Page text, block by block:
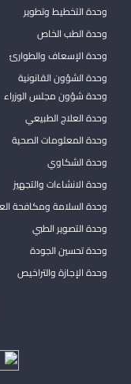
وحدة التخطيط وتطوير
وحدة الطب الخاص
وحدة الإسعاف والطوارئ
وحدة الشؤون القانونية
وحدة شؤون مجلس الوزراء
وحدة العلاج الطبيعي
وحدة المعلومات الصحية
وحدة الشكاوي
وحدة الانشاءات والتجهيز
وحدة السلامة ومكافحة
وحدة التصوير الطبي
وحدة تحسين الجودة
وحدة الإجازة والتراخيص